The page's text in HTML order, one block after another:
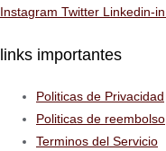
Instagram Twitter Linkedin-in
links importantes
Politicas de Privacidad
Politicas de reembolso
Terminos del Servicio